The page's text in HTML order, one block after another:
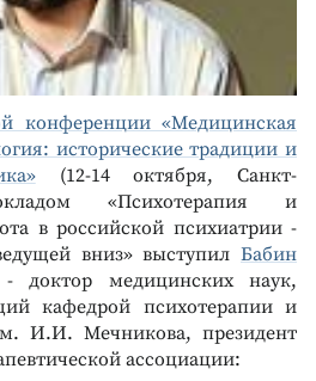
конференции «Медицинская
исторические традиции и
(12-14 октября, Санкт-
«Психотерапия и
в российской психиатрии -
вниз» выступил Бабин
- доктор медицинских наук,
кафедрой психотерапии и
И.И. Мечникова, президент
ассоциации: